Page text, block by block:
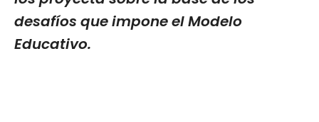
desafíos que impone el Modelo
Educativo.